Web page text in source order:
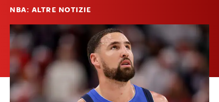
NBA: ALTRE NOTIZIE